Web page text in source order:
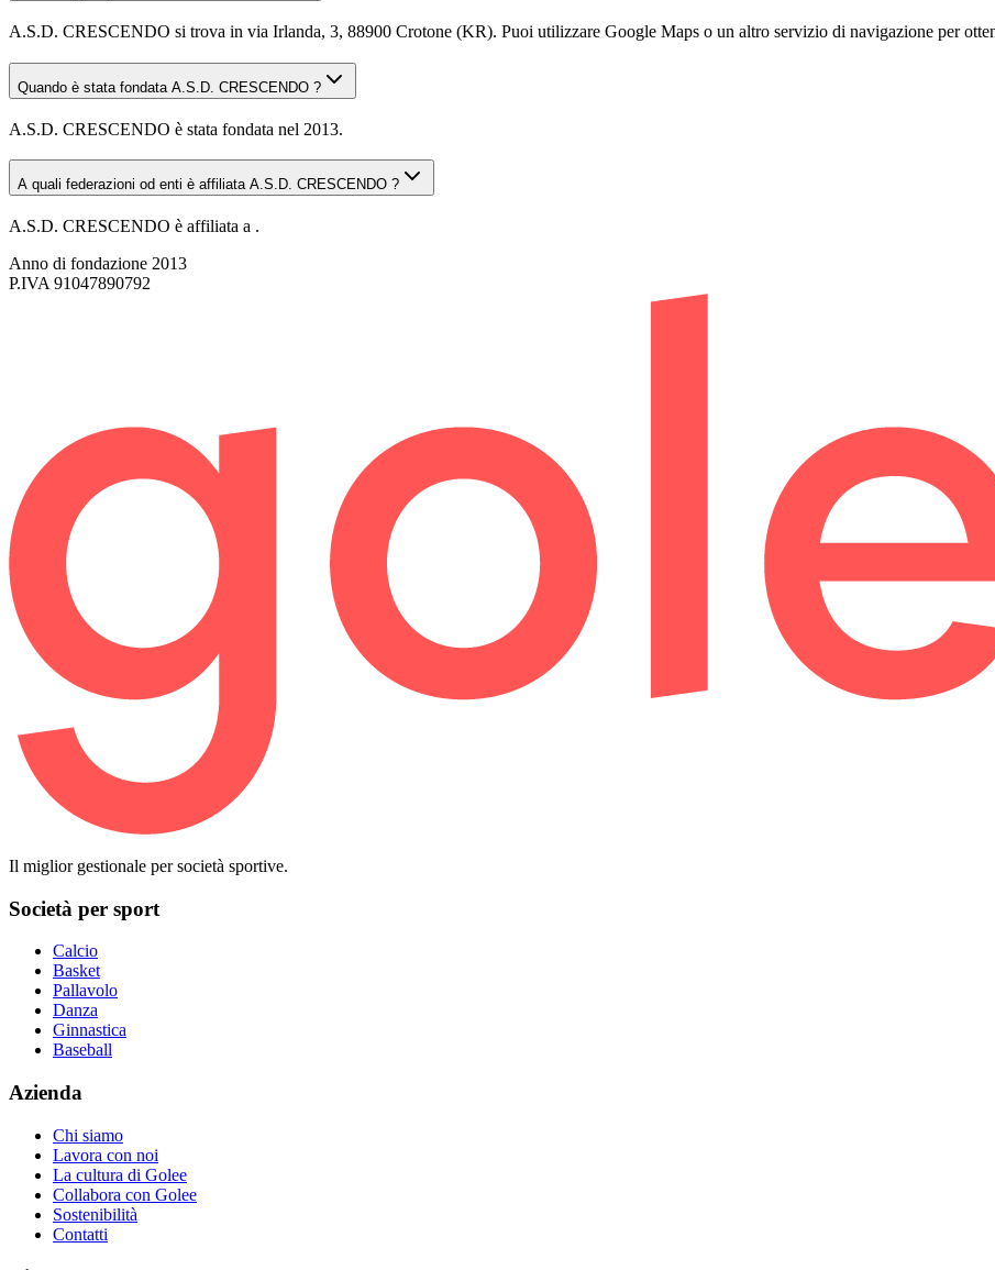
A.S.D. CRESCENDO si trova in via Irlanda, 3, 88900 Crotone (KR). Puoi utilizzare Google Maps o un altro servizio di navigazione per
Quando è stata fondata A.S.D. CRESCENDO ?
A.S.D. CRESCENDO è stata fondata nel 2013.
A quali federazioni od enti è affiliata A.S.D. CRESCENDO ?
A.S.D. CRESCENDO è affiliata a .
Anno di fondazione 2013
P.IVA 91047890792
Il miglior gestionale per società sportive.
Società per sport
Calcio
Basket
Pallavolo
Danza
Ginnastica
Baseball
Azienda
Chi siamo
Lavora con noi
La cultura di Golee
Collabora con Golee
Sostenibilità
Contatti